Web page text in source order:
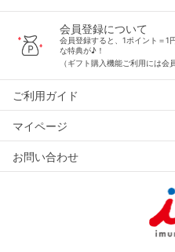
会員登録について
会員登録すると、1ポイント＝1
な特典が♪！
（ギフト購入機能ご利用には会
ご利用ガイド
マイページ
お問い合わせ